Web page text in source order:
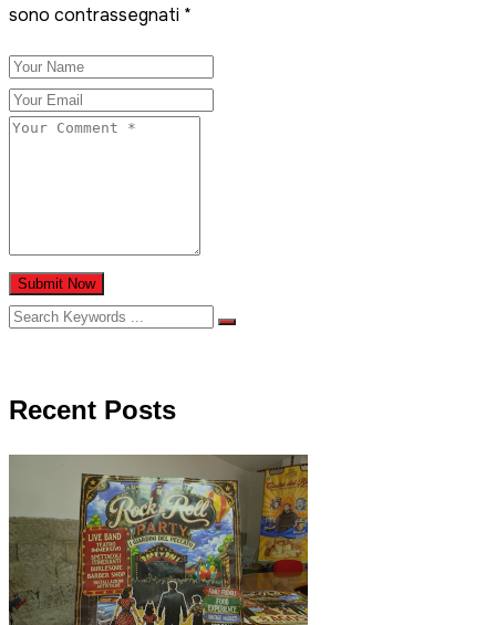
sono contrassegnati *
Submit Now
Recent Posts